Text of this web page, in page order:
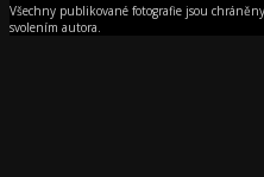
Všechny publikované fotografie jsou
svolením autora.